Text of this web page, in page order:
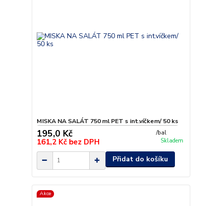
MISKA NA SALÁT 750 ml PET s int.víčkem/ 50 ks
195,0 Kč /bal
161,2 Kč bez DPH Skladem
Přidat do košíku
Akce